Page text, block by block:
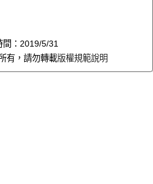
間：2019/5/31
有，請勿轉載版權規範說明